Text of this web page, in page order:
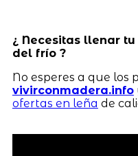
¿ Necesitas llenar
del frío ?
No esperes a que los
vivirconmadera.info
ofertas en leña de